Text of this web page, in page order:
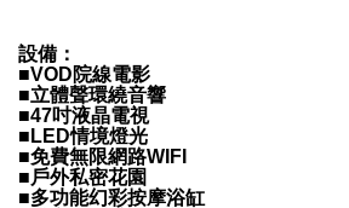
設備：
■VOD院線電影
■立體聲環繞音響
■47吋液晶電視
■LED情境燈光
■免費無限網路WIFI
■戶外私密花園
■多功能幻彩按摩浴缸